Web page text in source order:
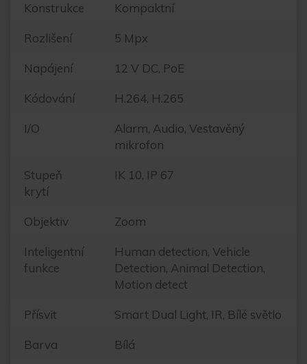
Konstrukce Kompaktní
Rozlišení 5 Mpx
Napájení 12 V DC, PoE
Kódování H.264, H.265
I/O
Alarm, Audio, Vestavěný
mikrofon
Stupeň
krytí
IK 10, IP 67
Objektiv Zoom
Inteligentní
funkce
Human detection, Vehicle
Detection, Animal Detection,
Motion detect
Přísvit Smart Dual Light, IR, Bílé světlo
Barva Bílá